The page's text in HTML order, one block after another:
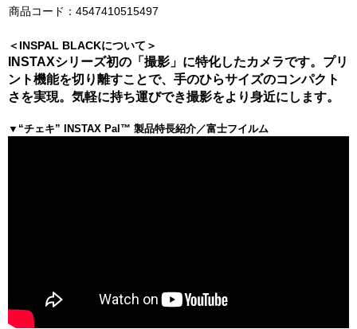
商品コード：4547410515497
＜INSPAL BLACKについて＞
INSTAXシリーズ初の「撮影」に特化したカメラです。プリ
ント機能を切り離すことで、手のひらサイズのコンパクト
さを実現。気軽に持ち運びでき撮影をより身近にします。
▼“チェキ” INSTAX Pal™ 製品特長紹介／富士フイルム